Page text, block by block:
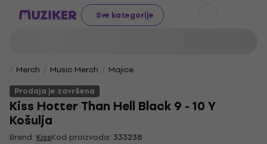
Sve kategorije
Merch Music Merch
Majice
Prodaja je završena
Kiss Hotter Than Hell Black 9 - 10 Y
Košulja
Brend: KissKod proizvoda: 333238